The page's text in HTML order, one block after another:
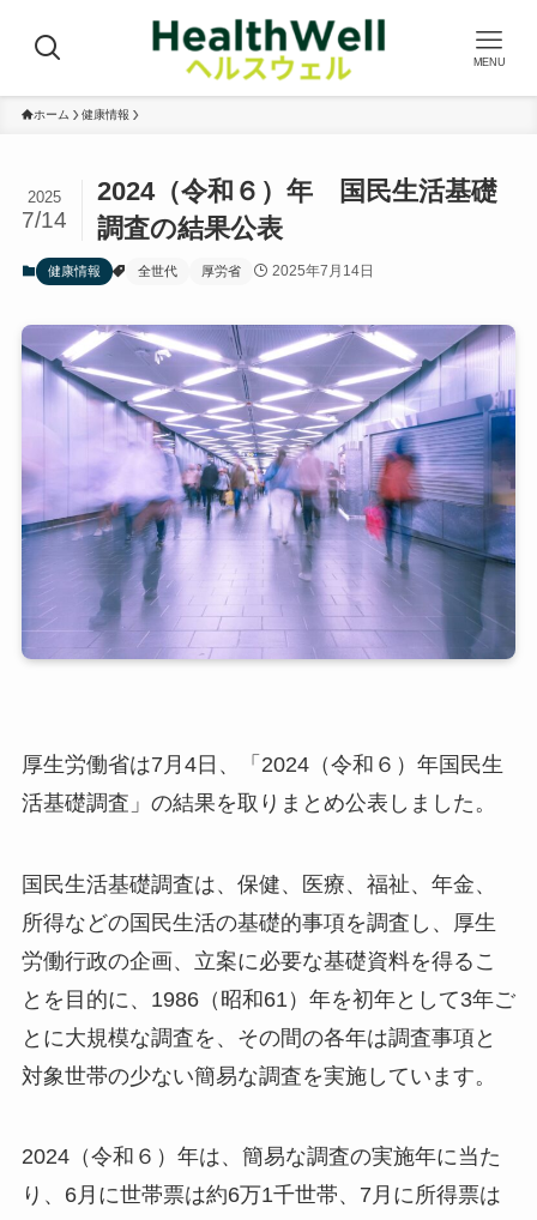
MENU
ホーム 健康情報
2024（令和６）年 国民生活基礎
調査の結果公表
2025
7/14
健康情報 全世代 厚労省 2025年7月14日
厚生労働省は7月4日、「2024（令和６）年国民生
活基礎調査」の結果を取りまとめ公表しました。
国民生活基礎調査は、保健、医療、福祉、年金、
所得などの国民生活の基礎的事項を調査し、厚生
労働行政の企画、立案に必要な基礎資料を得るこ
とを目的に、1986（昭和61）年を初年として3年ご
とに大規模な調査を、その間の各年は調査事項と
対象世帯の少ない簡易な調査を実施しています。
2024（令和６）年は、簡易な調査の実施年に当た
り、6月に世帯票は約6万1千世帯、7月に所得票は